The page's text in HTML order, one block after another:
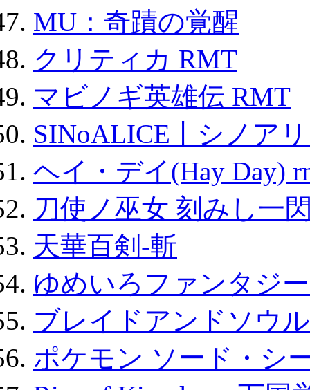
MU：奇蹟の覚醒
クリティカ RMT
マビノギ英雄伝 RMT
SINoALICE丨シノア
ヘイ・デイ(Hay Day)
刀使ノ巫女 刻みし一
天華百剣-斬
ゆめいろファンタジ
ブレイドアンドソウ
ポケモン ソード・シ